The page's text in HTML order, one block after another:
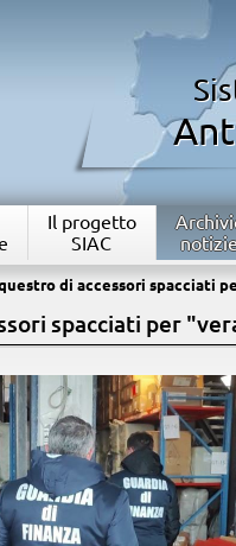
Il progetto
SIAC
di accessori spacciati
spacciati per